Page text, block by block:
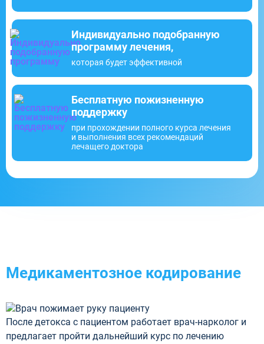
Индивидуально подобранную
программу лечения,
которая будет эффективной
Бесплатную пожизненную
поддержку
при прохождении полного курса лечения
и выполнения всех рекомендаций
лечащего доктора
Медикаментозное кодирование
После детокса с пациентом работает врач-нарколог и
предлагает пройти дальнейший курс по лечению